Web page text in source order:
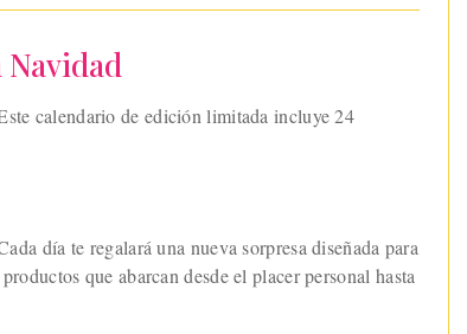
Navidad
calendario de edición limitada incluye 24
día te regalará una nueva sorpresa diseñada para
que abarcan desde el placer personal hasta